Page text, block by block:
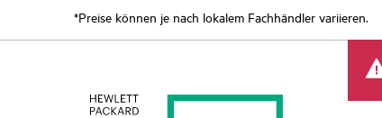
*Preise können je nach lokalem Fachhändler variieren.